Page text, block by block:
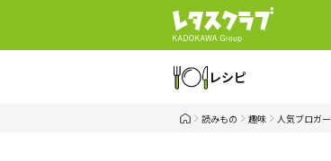
レシピ
読みもの 趣味 人気ブロガ